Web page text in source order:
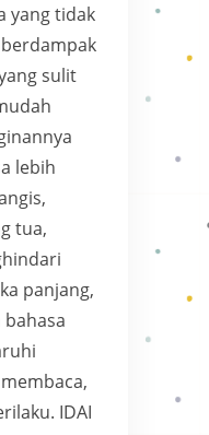
yang tidak
sulit
lebih
tua,
panjang,
IDAI